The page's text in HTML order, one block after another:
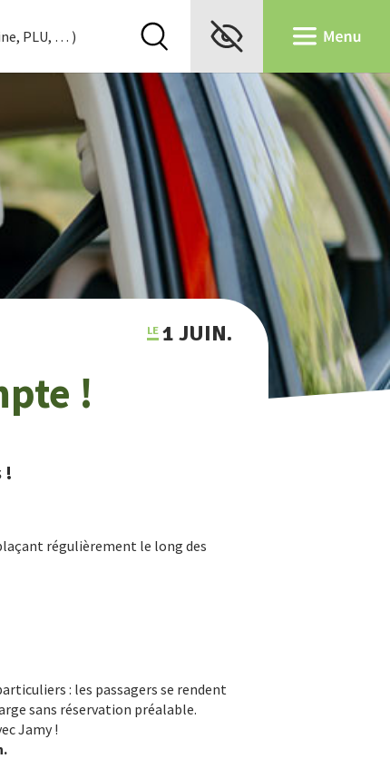
1 JUIN.
!
!
régulièrement le long des
: les passagers se rendent
sans réservation préalable.
Jamy !